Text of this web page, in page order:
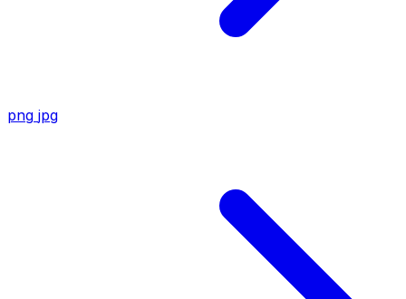
png jpg